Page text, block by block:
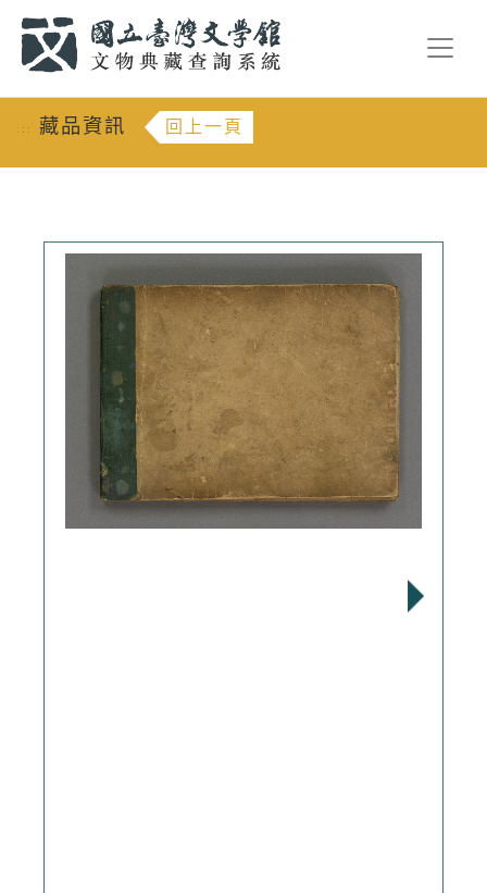
::: 藏品資訊 回上一頁